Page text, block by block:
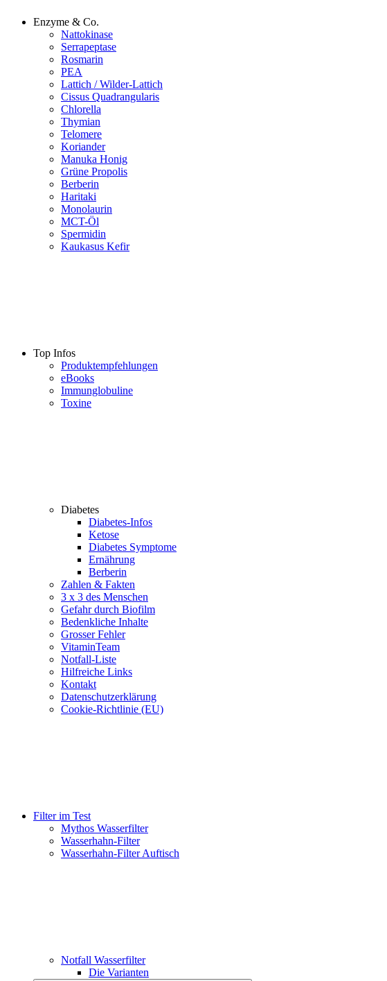
Enzyme & Co.
Nattokinase
Serrapeptase
Rosmarin
PEA
Lattich / Wilder-Lattich
Cissus Quadrangularis
Chlorella
Thymian
Telomere
Koriander
Manuka Honig
Grüne Propolis
Berberin
Haritaki
Monolaurin
MCT-Öl
Spermidin
Kaukasus Kefir
Top Infos
Produktempfehlungen
eBooks
Immunglobuline
Toxine
Diabetes
Diabetes-Infos
Ketose
Diabetes Symptome
Ernährung
Berberin
Zahlen & Fakten
3 x 3 des Menschen
Gefahr durch Biofilm
Bedenkliche Inhalte
Grosser Fehler
VitaminTeam
Notfall-Liste
Hilfreiche Links
Kontakt
Datenschutzerklärung
Cookie-Richtlinie (EU)
Filter im Test
Mythos Wasserfilter
Wasserhahn-Filter
Wasserhahn-Filter Auftisch
Notfall Wasserfilter
Die Varianten